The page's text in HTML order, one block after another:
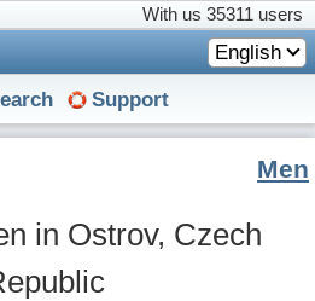
With us 35311 users
English
Support
in Ostrov, Czech
Men